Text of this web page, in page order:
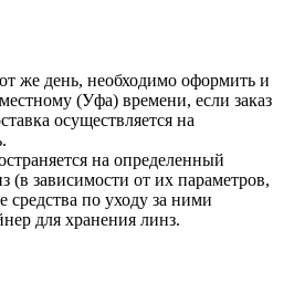
же день, необходимо оформить и
(Уфа) времени, если заказ
осуществляется на
на определенный
(в зависимости от их параметров,
средства по уходу за ними
для хранения линз.